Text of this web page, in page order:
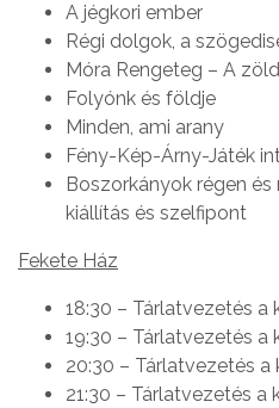
A jégkori ember
Régi dolgok, a
Móra Rengeteg – A
Folyónk és földje
Minden, ami arany
Fény-Kép-Árny-Játék
Boszorkányok régen
kiállítás és szelfipont
Fekete Ház
18:30 – Tárlatvezetés a
19:30 – Tárlatvezetés a
20:30 – Tárlatvezetés a
21:30 – Tárlatvezetés a